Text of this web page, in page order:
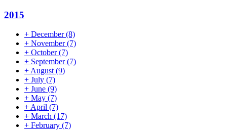
2015
+ December(8)
+ November(7)
+ October(7)
+ September(7)
+ August (9)
+ July (7)
+ June (9)
+ May (7)
+ April (7)
+ March (17)
+ February (7)